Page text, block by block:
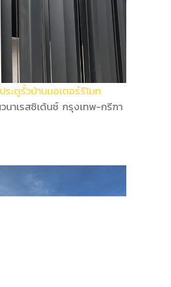
ระตูรั้วบ้านมอเตอร์รีโมท
นาเรสซิเด้นซ์ กรุงเทพ-กรีฑา